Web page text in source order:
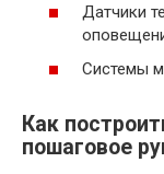
Датчики
Системы
Как
пошаговое